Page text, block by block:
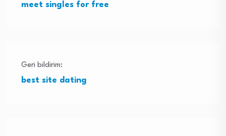
meet singles for free
Geri bildirim:
best site dating